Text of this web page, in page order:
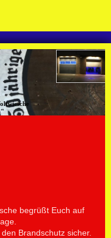
begrüßt Euch auf
Brandschutz sicher.